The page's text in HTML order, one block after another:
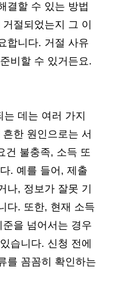
결할 수 있는 방법
절되었는지 그 이
합니다. 거절 사유
비할 수 있거든요.
데는 여러 가지
한 원인으로는 서
건 불충족, 소득 또
. 예를 들어, 제출
나, 정보가 잘못 기
다. 또한, 현재 소득
을 넘어서는 경우
습니다. 신청 전에
를 꼼꼼히 확인하는